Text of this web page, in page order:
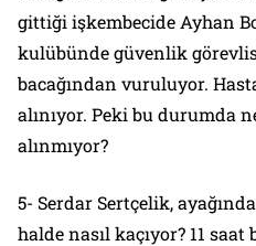
gittiği işkembecide Ayhan
kulübünde güvenlik
bacağından vuruluyor.
alınıyor. Peki bu durumda
alınmıyor?
5- Serdar Sertçelik,
halde nasıl kaçıyor? 11